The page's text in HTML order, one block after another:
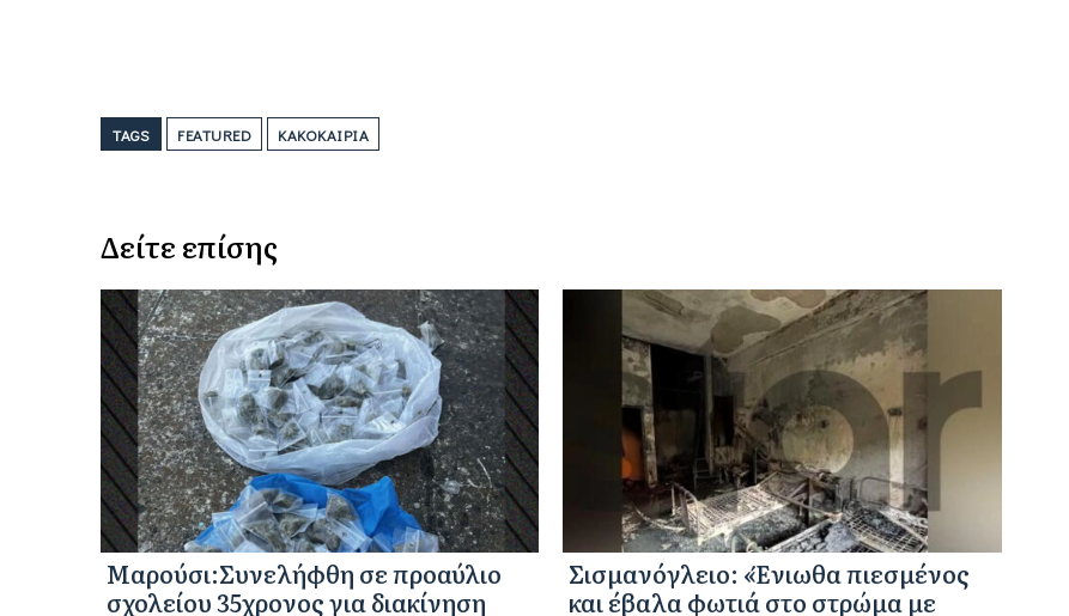
TAGS FEATURED ΚΑΚΟΚΑΙΡΊΑ
Δείτε επίσης
Μαρούσι:Συνελήφθη σε προαύλιο
σχολείου 35χρονος για διακίνηση
Σισμανόγλειο: «Ένιωθα πιεσμένος
και έβαλα φωτιά στο στρώμα με